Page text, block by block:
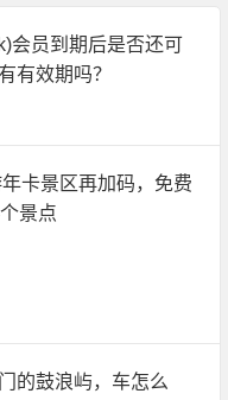
会员到期后是否还可
有效期吗？
卡景区再加码，免费
景点
的鼓浪屿，车怎么